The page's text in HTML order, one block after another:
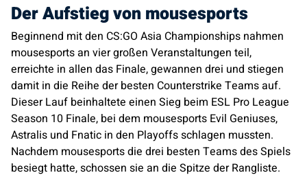
Der Aufstieg vonmousesports
Beginnend mit den CS:GO Asia Championships nahmen
mousesportsan vier großen Veranstaltungen teil,
erreichte in allen das Finale, gewannen drei und stiegen
damit in die Reihe der besten Counterstrike Teams auf.
Dieser Lauf beinhaltete einen Sieg beim ESL Pro League
Season 10 Finale, bei dem mousesports Evil Geniuses,
Astralis und Fnatic in den Playoffs schlagen mussten.
Nachdem mousesportsdie drei besten Teams des Spiels
besiegt hatte, schossen sie an die Spitze der Rangliste.